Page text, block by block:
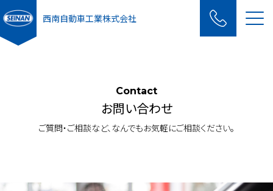
西南自動車工業株式会社
Contact
お問い合わせ
ご質問・ご相談など、なんでもお気軽にご相談ください。